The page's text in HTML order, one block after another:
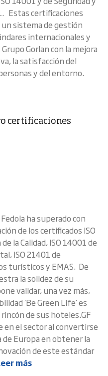
Estas certificaciones
sistema de gestión
internacionales y
Gorlan con la mejora
la satisfacción del
y del entorno.
certificaciones
ha superado con
de los certificados ISO
la Calidad, ISO 14001 de
ISO 21401 de
turísticos y EMAS. De
la solidez de su
validar, una vez más,
‘Be Green Life’ es
de sus hoteles.GF
en el sector al convertirse
Europa en obtener la
de este estándar
más